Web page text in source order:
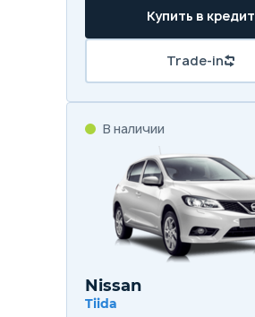
Купить в кредит
Trade-in
В наличии
Nissan
Tiida